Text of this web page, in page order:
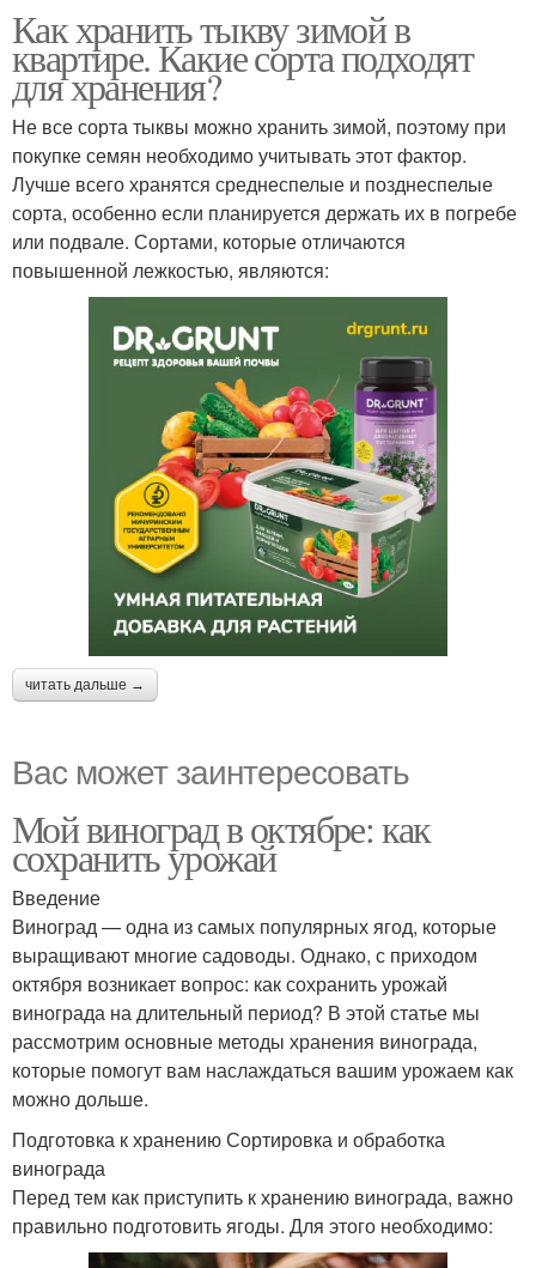
Как хранить тыкву зимой в
квартире. Какие сорта подходят
для хранения?
Не все сорта тыквы можно хранить зимой, поэтому при
покупке семян необходимо учитывать этот фактор.
Лучше всего хранятся среднеспелые и позднеспелые
сорта, особенно если планируется держать их в погребе
или подвале. Сортами, которые отличаются
повышенной лежкостью, являются:
читать дальше →
Вас может заинтересовать
Мой виноград в октябре: как
сохранить урожай
Введение
Виноград — одна из самых популярных ягод, которые
выращивают многие садоводы. Однако, с приходом
октября возникает вопрос: как сохранить урожай
винограда на длительный период? В этой статье мы
рассмотрим основные методы хранения винограда,
которые помогут вам наслаждаться вашим урожаем как
можно дольше.
Подготовка к хранению Сортировка и обработка
винограда
Перед тем как приступить к хранению винограда, важно
правильно подготовить ягоды. Для этого необходимо: